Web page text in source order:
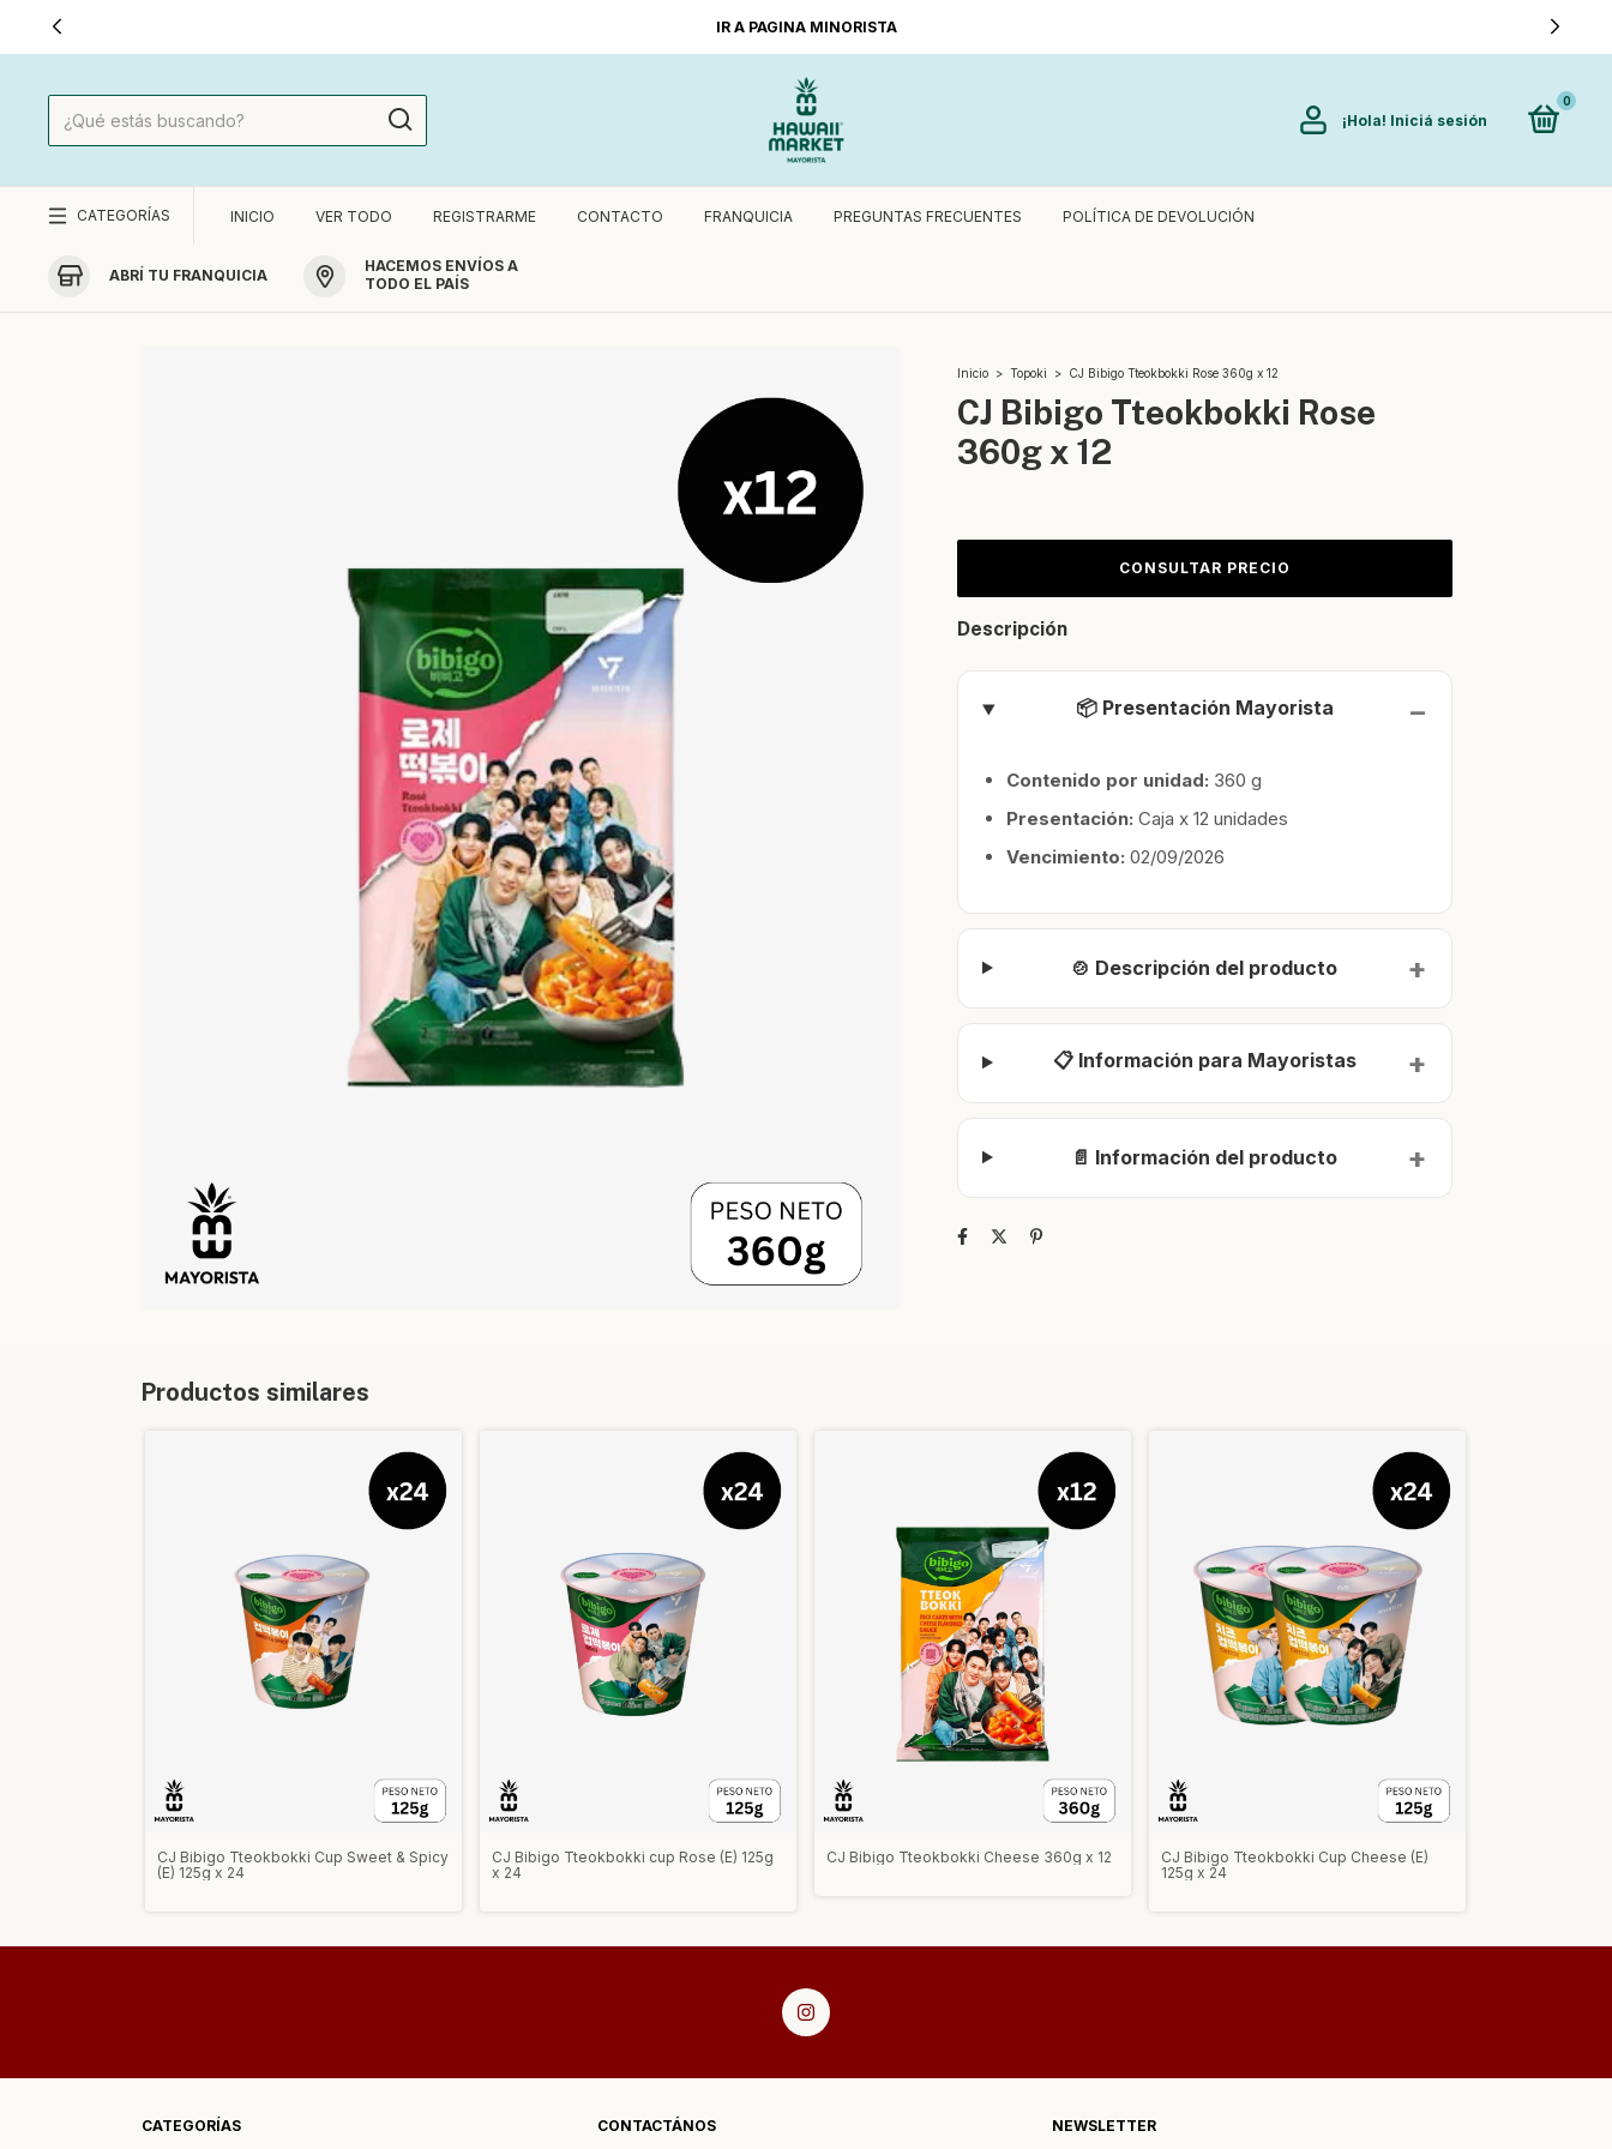
IR A PAGINA MINORISTA
¡Hola! Iniciá sesión
0
CATEGORÍAS INICIO VER TODO REGISTRARME CONTACTO FRANQUICIA PREGUNTAS FRECUENTES POLÍTICA DE DEVOLUCIÓN
ABRÍ TU FRANQUICIA
HACEMOS ENVÍOS A
TODO EL PAÍS
Inicio > Topoki > CJ Bibigo Tteokbokki Rose 360g x 12
CJ Bibigo Tteokbokki Rose
360g x 12
Descripción
📦 Presentación Mayorista
Contenido por unidad: 360 g
Presentación: Caja x 12 unidades
Vencimiento: 02/09/2026
🍲 Descripción del producto
📋 Información para Mayoristas
📄 Información del producto
Productos similares
CJ Bibigo Tteokbokki Cup Sweet & Spicy
(E) 125g x 24
CJ Bibigo Tteokbokki cup Rose (E) 125g
x 24
CJ Bibigo Tteokbokki Cheese 360g x 12
CJ Bibigo Tteokbokki Cup Cheese (E)
125g x 24
CATEGORÍAS CONTACTÁNOS NEWSLETTER